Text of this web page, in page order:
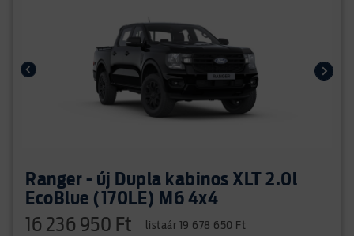
Ranger - új Dupla kabinos XLT 2.0l
EcoBlue (170LE) M6 4x4
16 236 950 Ft listaár 19 678 650 Ft